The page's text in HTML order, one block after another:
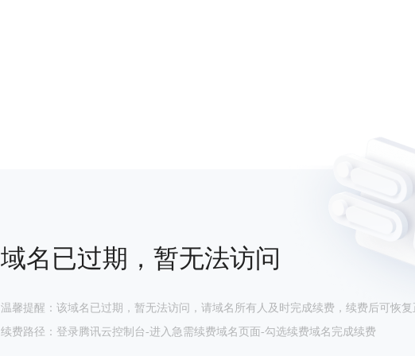
域名已过期，暂无法访问
温馨提醒：该域名已过期，暂无法访问，请域名所有人及时完成续费，续费后可恢复
续费路径：登录腾讯云控制台-进入急需续费域名页面-勾选续费域名完成续费